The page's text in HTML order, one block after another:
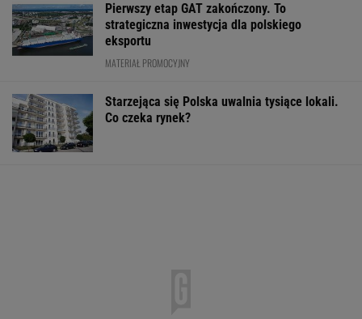
Pierwszy etap GAT zakończony. To
strategiczna inwestycja dla polskiego
eksportu
MATERIAŁ PROMOCYJNY
Starzejąca się Polska uwalnia tysiące lokali.
Co czeka rynek?